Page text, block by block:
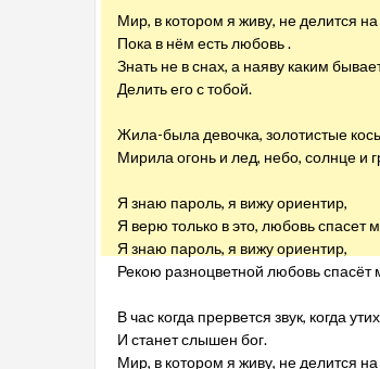
Мир, в котором я живу, не делится на
Пока в нём есть любовь .
Знать не в снах, а наяву каким
Делить его с тобой.
Жила-была девочка, золотистые
Мирила огонь и лед, небо, солнце и
Я знаю пароль, я вижу ориентир,
Я верю только в это, любовь спасет
Я знаю пароль, я вижу ориентир,
Рекою разноцветной любовь спасёт
В час когда прервется звук, когда
И станет слышен бог.
Мир, в котором я живу, не делится на